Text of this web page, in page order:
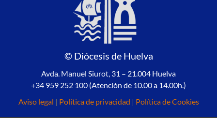
© Diócesis de Huelva
Avda. Manuel Siurot, 31 – 21.004 Huelva
+34 959 252 100 (Atención de 10.00 a 14.00h.)
Aviso legal | Política de privacidad | Política de Cookies